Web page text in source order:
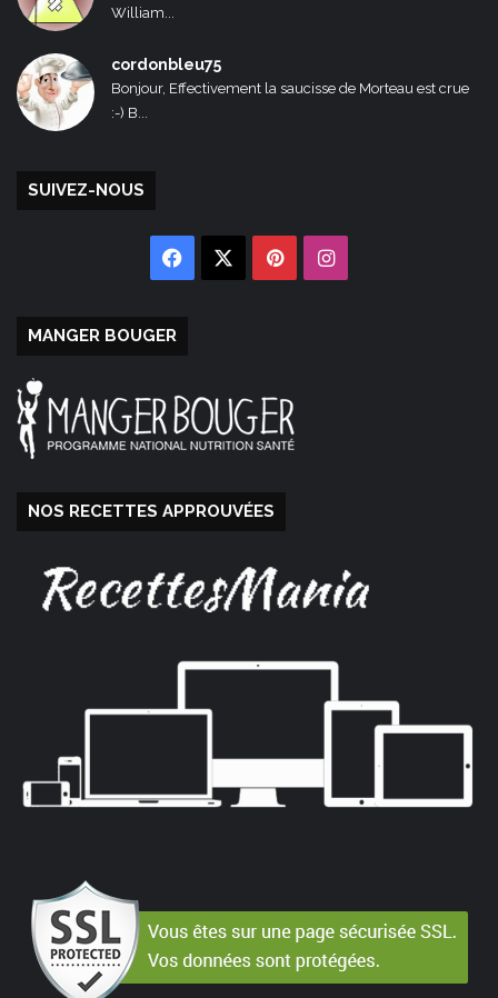
William...
cordonbleu75
Bonjour, Effectivement la saucisse de Morteau est crue
:-) B...
SUIVEZ-NOUS
Facebook PinterestInstagram
MANGER BOUGER
NOS RECETTES APPROUVÉES